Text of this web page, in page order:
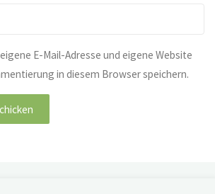
E-Mail-Adresse und eigene Website
in diesem Browser speichern.